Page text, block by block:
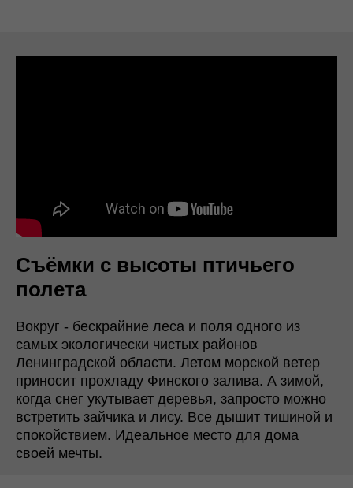
Съёмки с высоты птичьего
полета
Вокруг - бескрайние леса и поля одного из
самых экологически чистых районов
Ленинградской области. Летом морской ветер
приносит прохладу Финского залива. А зимой,
когда снег укутывает деревья, запросто можно
встретить зайчика и лису. Все дышит тишиной и
спокойствием. Идеальное место для дома
своей мечты.